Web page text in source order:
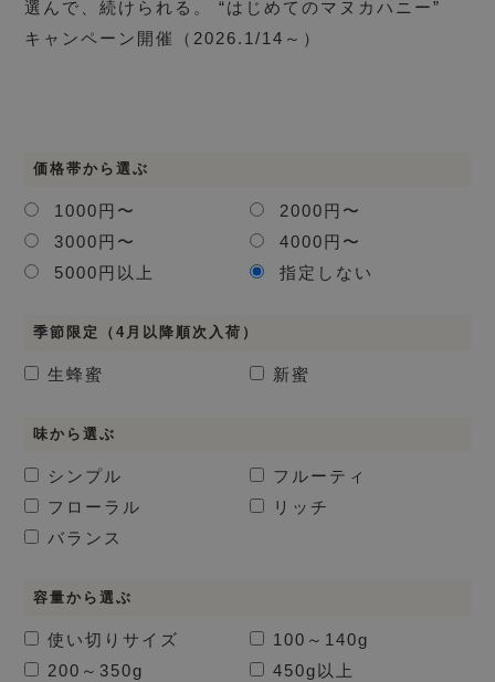
選んで、続けられる。 “はじめてのマヌカハニー”
キャンペーン開催（2026.1/14～）
価格帯から選ぶ
1000円〜
2000円〜
3000円〜
4000円〜
5000円以上
指定しない
季節限定（4月以降順次入荷）
生蜂蜜 新蜜
味から選ぶ
シンプル
フルーティ
フローラル
リッチ
バランス
容量から選ぶ
使い切りサイズ
100～140g
200～350g
450g以上